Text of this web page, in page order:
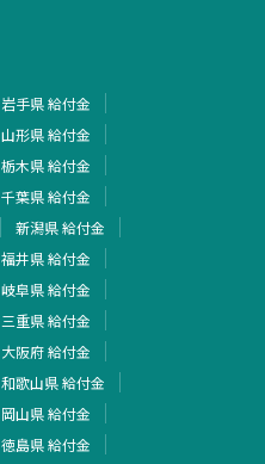
岩手県 給付金
山形県 給付金
栃木県 給付金
千葉県 給付金
新潟県 給付金
福井県 給付金
岐阜県 給付金
三重県 給付金
大阪府 給付金
和歌山県 給付金
岡山県 給付金
徳島県 給付金